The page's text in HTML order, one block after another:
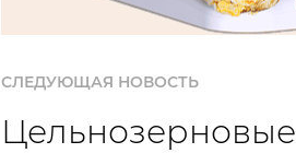
СЛЕДУЮЩАЯ НОВОСТЬ
Цельнозерновые